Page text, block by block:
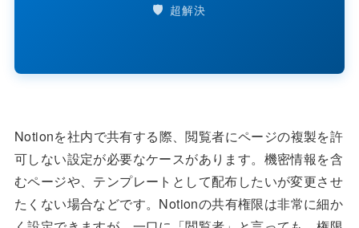
🛡️ 超解決
Notionを社内で共有する際、閲覧者にページの複製を許
可しない設定が必要なケースがあります。機密情報を含
むページや、テンプレートとして配布したいが変更させ
たくない場合などです。Notionの共有権限は非常に細か